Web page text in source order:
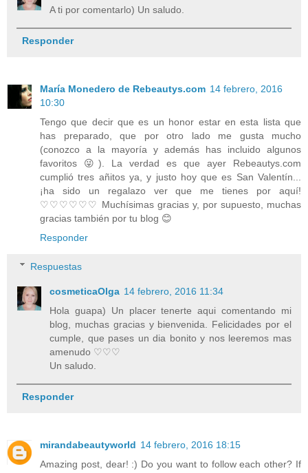
A ti por comentarlo) Un saludo.
Responder
María Monedero de Rebeautys.com 14 febrero, 2016
10:30
Tengo que decir que es un honor estar en esta lista que
has preparado, que por otro lado me gusta mucho
(conozco a la mayoría y además has incluido algunos
favoritos 😜). La verdad es que ayer Rebeautys.com
cumplió tres añitos ya, y justo hoy que es San Valentín...
¡ha sido un regalazo ver que me tienes por aquí!
♡♡♡♡♡♡ Muchísimas gracias y, por supuesto, muchas
gracias también por tu blog 😊
Responder
Respuestas
cosmeticaOlga 14 febrero, 2016 11:34
Hola guapa) Un placer tenerte aqui comentando mi
blog, muchas gracias y bienvenida. Felicidades por el
cumple, que pases un dia bonito y nos leeremos mas
amenudo ♡♡♡
Un saludo.
Responder
mirandabeautyworld 14 febrero, 2016 18:15
Amazing post, dear! :) Do you want to follow each other? If